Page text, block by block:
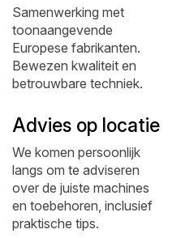
Samenwerking met
toonaangevende
Europese fabrikanten.
Bewezen kwaliteit en
betrouwbare techniek.
Advies op locatie
We komen persoonlijk
langs om te adviseren
over de juiste machines
en toebehoren, inclusief
praktische tips.